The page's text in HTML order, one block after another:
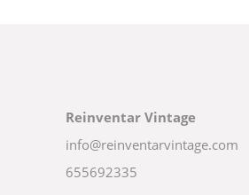
Reinventar Vintage
info@reinventarvintage.com
655692335